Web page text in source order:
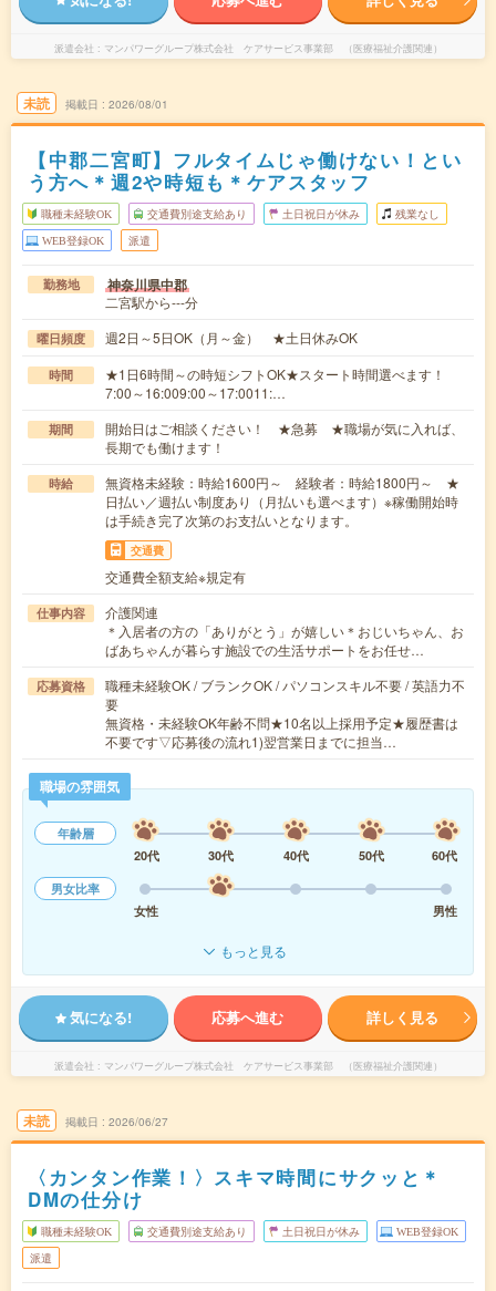
派遣会社 マンパワーグループ株式会社 ケアサービス事業部 （医療福祉介護関連）
未読 掲載日 2026/08/01
【中郡二宮町】フルタイムじゃ働けない！とい
う方へ＊週2や時短も＊ケアスタッフ
職種未経験OK 交通費別途支給あり 土日祝日が休み 残業なし
WEB登録OK 派遣
勤務地 神奈川県中郡
二宮駅から---分
曜日頻度 週2日～5日OK（月～金） ★土日休みOK
時間
★1日6時間～の時短シフトOK★スタート時間選べます！
7:00～16:009:00～17:0011:…
期間
開始日はご相談ください！ ★急募 ★職場が気に入れば、
長期でも働けます！
時給
無資格未経験：時給1600円～ 経験者：時給1800円～ ★
日払い／週払い制度あり（月払いも選べます）※稼働開始時
は手続き完了次第のお支払いとなります。
交通費
交通費全額支給※規定有
仕事内容
介護関連
＊入居者の方の「ありがとう」が嬉しい＊おじいちゃん、お
ばあちゃんが暮らす施設での生活サポートをお任せ…
応募資格
職種未経験OK / ブランクOK / パソコンスキル不要 / 英語力不
要
無資格・未経験OK年齢不問★10名以上採用予定★履歴書は
不要です▽応募後の流れ1)翌営業日までに担当…
職場の雰囲気
年齢層
20代
30代 40代 50代
60代
男女比率
女性
男性
もっと見る
気になる! 応募へ進む 詳しく見る
派遣会社 マンパワーグループ株式会社 ケアサービス事業部 （医療福祉介護関連）
未読 掲載日 2026/06/27
〈カンタン作業！〉スキマ時間にサクッと＊
DMの仕分け
職種未経験OK 交通費別途支給あり 土日祝日が休み WEB登録OK
派遣